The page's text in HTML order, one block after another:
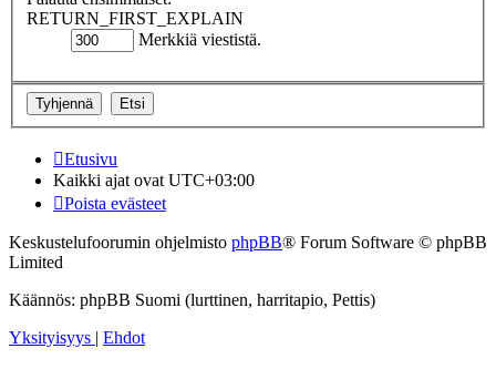
RETURN_FIRST_EXPLAIN
Merkkiä viestistä.
Etusivu
Kaikki ajat ovat UTC+03:00
Poista evästeet
Keskustelufoorumin ohjelmisto phpBB® Forum Software © phpBB
Limited
Käännös: phpBB Suomi (lurttinen, harritapio, Pettis)
Yksityisyys | Ehdot